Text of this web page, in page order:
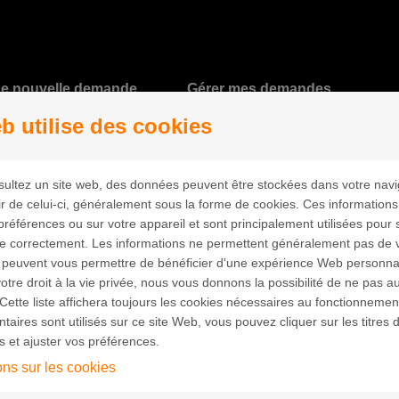
nouvelle demande Gérer mes demandes
les préférences des visiteurs et d'optimiser la
sur votre disque dur. Ils facilitent la navigation et
utilisés afin de vérifier si votre ordinateur a déjà été connecté
est identifié.
utilise des cookies
un site web, des données peuvent être stockées dans votre
de celui-ci, généralement sous la forme de cookies. Ces
ou sur votre appareil et sont principalement utilisées pour
correctement. Les informations ne permettent généralement pas de
vous permettre de bénéficier d'une expérience Web
droit à la vie privée, nous vous donnons la possibilité de ne pas
liste affichera toujours les cookies nécessaires au
sont utilisés sur ce site Web, vous pouvez cliquer sur les titres
et ajuster vos préférences.
sur les cookies